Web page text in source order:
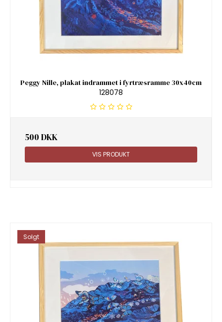
Peggy Nille, plakat indrammet i fyrtræsramme 30x40cm
128078
500 DKK
VIS PRODUKT
Solgt